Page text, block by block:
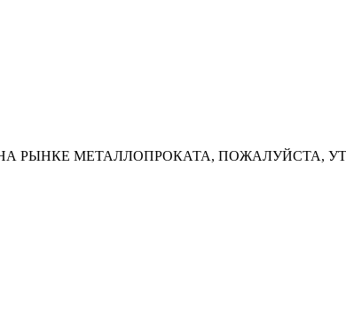
РЫНКЕ МЕТАЛЛОПРОКАТА, ПОЖАЛУЙСТА,